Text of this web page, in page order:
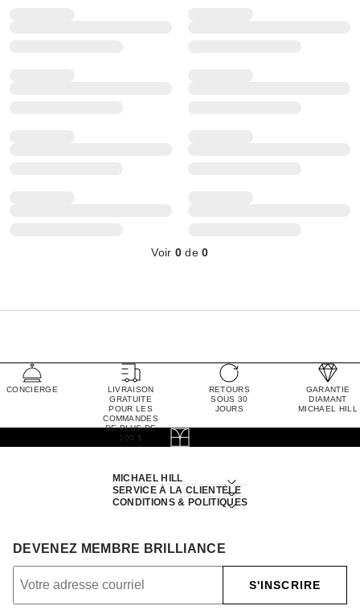
Voir 0 de0
CONCIERGE
LIVRAISON
GRATUITE
POUR LES
COMMANDES
DE PLUS DE
100 $
RETOURS
SOUS 30
JOURS
GARANTIE
DIAMANT
MICHAEL HILL
MICHAEL HILL
SERVICE À LA CLIENTÈLE
CONDITIONS & POLITIQUES
DEVENEZ MEMBRE BRILLIANCE
S'INSCRIRE